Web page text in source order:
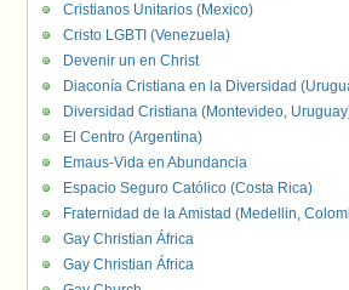
Cristianos Unitarios (Mexico)
Cristo LGBTI (Venezuela)
Devenir un en Christ
Diaconía Cristiana en la Diversidad
Diversidad Cristiana (Montevideo,
El Centro (Argentina)
Emaus-Vida en Abundancia
Espacio Seguro Católico (Costa Rica)
Fraternidad de la Amistad (Medellin,
Gay Christian África
Gay Christian África